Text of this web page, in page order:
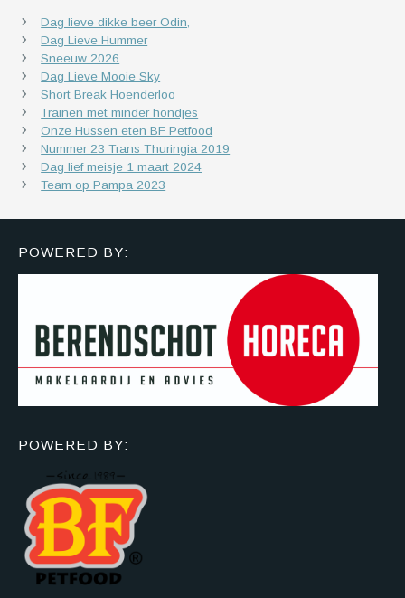
Dag lieve dikke beer Odin,
Dag Lieve Hummer
Sneeuw 2026
Dag Lieve Mooie Sky
Short Break Hoenderloo
Trainen met minder hondjes
Onze Hussen eten BF Petfood
Nummer 23 Trans Thuringia 2019
Dag lief meisje 1 maart 2024
Team op Pampa 2023
POWERED BY:
POWERED BY: